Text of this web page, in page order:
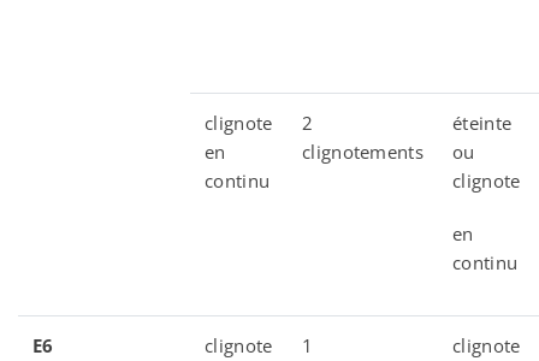
clignote
en
continu
2
clignotements
éteinte
ou
clignote
en
continu
E6
clignote
1
clignote